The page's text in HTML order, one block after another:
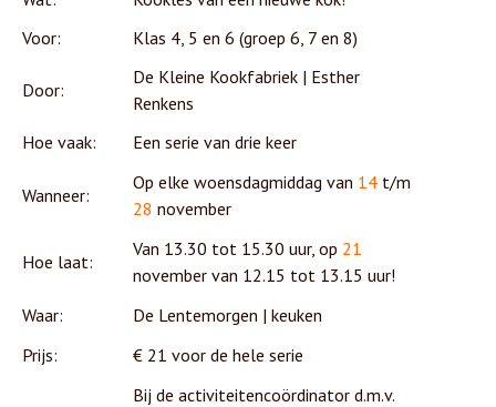
Voor:
Klas 4, 5 en 6 (groep 6, 7 en 8)
Door:
De Kleine Kookfabriek | Esther
Renkens
Hoe vaak:
Een serie van drie keer
Wanneer:
Op elke woensdagmiddag van 14 t/m
28 november
Hoe laat:
Van 13.30 tot 15.30 uur, op 21
november van 12.15 tot 13.15 uur!
Waar:
De Lentemorgen | keuken
Prijs:
€ 21 voor de hele serie
Bij de activiteitencoördinator d.m.v.